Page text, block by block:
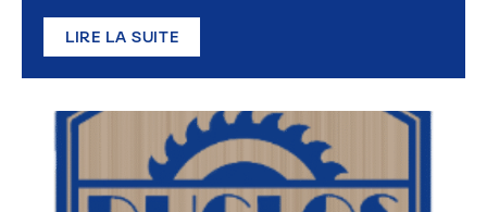
LIRE LA SUITE